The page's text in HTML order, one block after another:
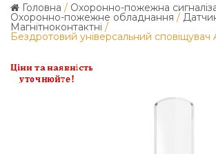
Головна / Охоронно-пожежна
Охоронно-пожежне обладнання /
Магнітноконтактні /
Бездротовий універсальний сповіщувач